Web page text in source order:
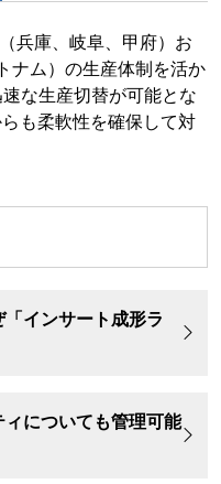
兵庫、岐阜、甲府）お
ナム）の生産体制を活か
な生産切替が可能とな
も柔軟性を確保して対
インサート成形ラ
についても管理可能